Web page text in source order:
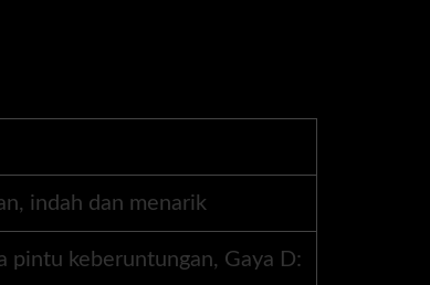
indah dan menarik
pintu keberuntungan, Gaya D: